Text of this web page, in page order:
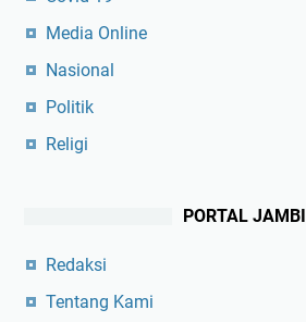
Media Online
Nasional
Politik
Religi
PORTAL JAMBI
Redaksi
Tentang Kami